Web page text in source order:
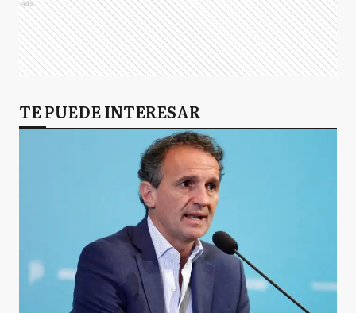
Ads
TE PUEDE INTERESAR